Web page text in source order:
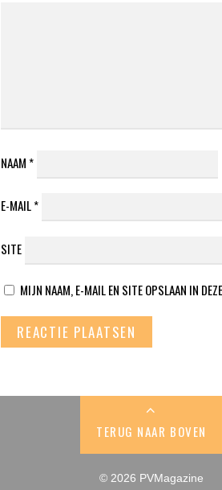
NAAM *
E-MAIL*
SITE
MIJN NAAM, E-MAIL EN SITE OPSLAAN IN
TERUG NAAR BOVEN
© 2026 PVMagazine